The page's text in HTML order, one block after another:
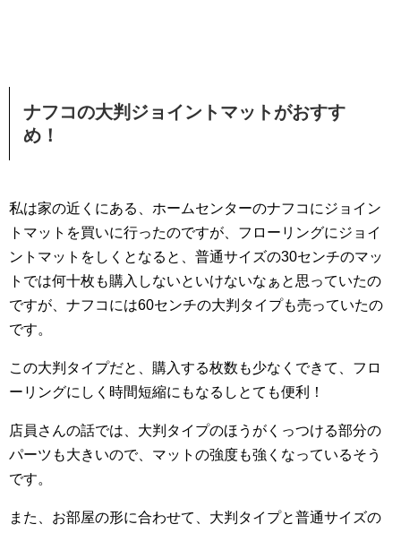
ナフコの大判ジョイントマットがおすす
め！
私は家の近くにある、ホームセンターのナフコにジョイン
トマットを買いに行ったのですが、フローリングにジョイ
ントマットをしくとなると、普通サイズの30センチのマッ
トでは何十枚も購入しないといけないなぁと思っていたの
ですが、ナフコには60センチの大判タイプも売っていたの
です。
この大判タイプだと、購入する枚数も少なくできて、フロ
ーリングにしく時間短縮にもなるしとても便利！
店員さんの話では、大判タイプのほうがくっつける部分の
パーツも大きいので、マットの強度も強くなっているそう
です。
また、お部屋の形に合わせて、大判タイプと普通サイズの